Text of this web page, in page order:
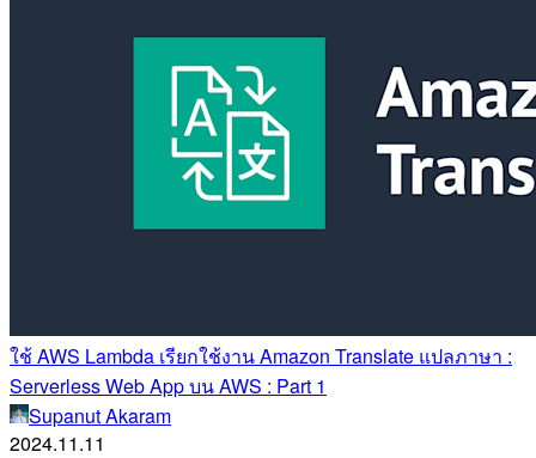
ใช้ AWS Lambda เรียกใช้งาน Amazon Translate แปลภาษา :
Serverless Web App บน AWS : Part 1
Supanut Akaram
2024.11.11